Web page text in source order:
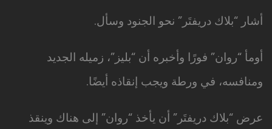
أشار “بلاك دريفتَر” نحو الجنود وسأل.
أومأ “روان” فورًا وأخبره أن “بليز”، زميله الجديد
ومنافسه، في ورطة ويجب إنقاذه أيضًا.
عرض “بلاك دريفتَر” أن يأخذ “روان” إلى هناك وينقذ